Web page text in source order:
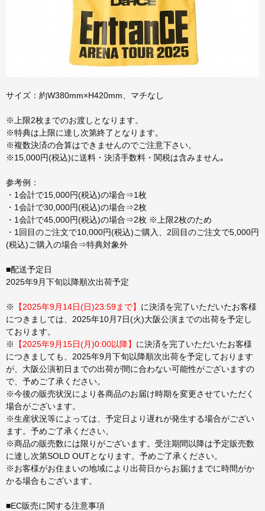
サイズ：約W380mm×H420mm、マチなし
※上限2枚までのお渡しとなります。
※特典は上限に達し次第終了となります。
※複数決済の合算はできませんのでご注意下さい。
※15,000円(税込)に送料・決済手数料・関税は含みません｡
参考例：
・1会計で15,000円(税込)の場合⇒1枚
・1会計で30,000円(税込)の場合⇒2枚
・1会計で45,000円(税込)の場合⇒2枚 ※上限2枚のため
・1回目のご注文で10,000円(税込)ご購入、2回目のご注文で5,000円
(税込)ご購入の場合⇒特典対象外
■配送予定日
2025年9月下旬以降順次出荷予定
※ 【2025年9月14日(日)23:59まで】 に決済を完了いただいたお客様
につきましては、2025年10月7日(火)大阪公演までの出荷を予定し
ております。
※
【2025年9月15日(月)0:00以降】 に決済を完了いただいたお客様
につきましても、2025年9月下旬以降順次出荷を予定しております
が、大阪公演初日までの出荷が間に合わない可能性がございますの
で、予めご了承ください。
※今後の販売状況により各商品のお届け時期を変更させていただく
場合がございます。
※生産状況等によっては、予定日より遅れが発生する場合がござい
ます。予めご了承ください。
※商品の販売数には限りがございます。受注期間以降は予定販売数
に達し次第SOLD OUTとなります。予めご了承ください。
※お客様がお住まいの地域により出荷日からお届けまでに時間がか
かる場合もございます。
■EC販売に関する注意事項